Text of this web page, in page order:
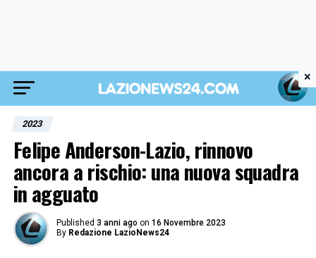
2023
Felipe Anderson-Lazio, rinnovo
ancora a rischio: una nuova squadra
in agguato
Published 3 anni ago on 16 Novembre 2023
By Redazione LazioNews24
×